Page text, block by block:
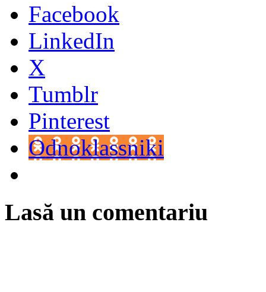
Facebook
LinkedIn
X
Tumblr
Pinterest
Odnoklassniki
Lasă un comentariu